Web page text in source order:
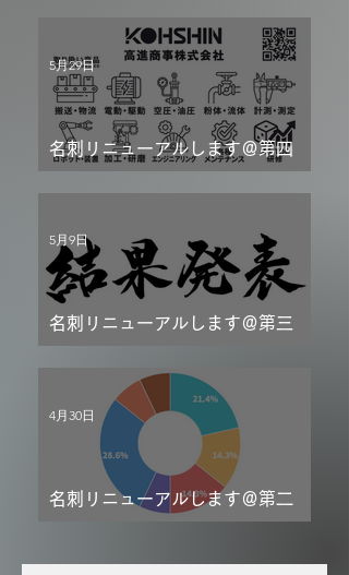
名刺リニューアルします＠第四
5月29日
名刺リニューアルします＠第三
5月9日
名刺リニューアルします＠第二
4月30日